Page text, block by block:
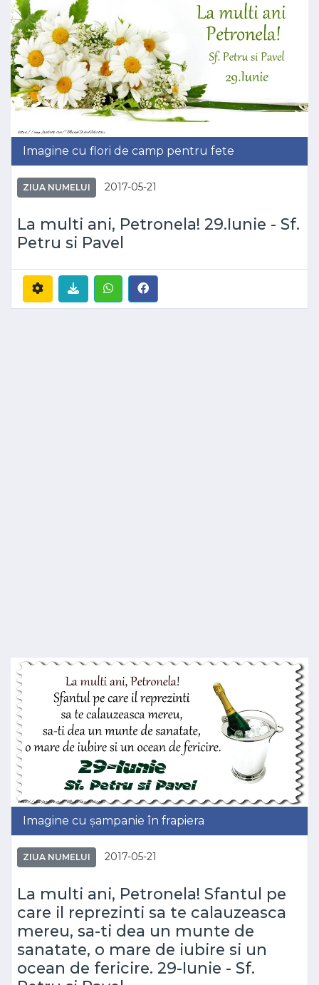
Imagine cu flori de camp pentru fete
ZIUA NUMELUI 2017-05-21
La multi ani, Petronela! 29.Iunie - Sf.
Petru si Pavel
Imagine cu șampanie în frapiera
ZIUA NUMELUI 2017-05-21
La multi ani, Petronela! Sfantul pe
care il reprezinti sa te calauzeasca
mereu, sa-ti dea un munte de
sanatate, o mare de iubire si un
ocean de fericire. 29-Iunie - Sf.